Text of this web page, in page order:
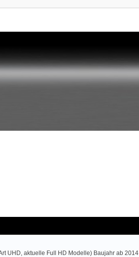
UHD, aktuelle Full HD Modelle) Baujahr ab 2014